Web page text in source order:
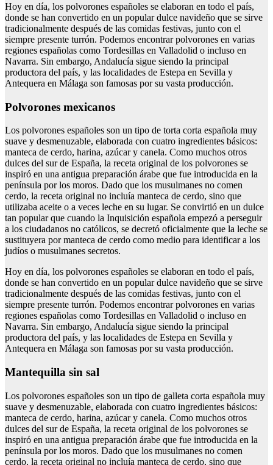
Hoy en día, los polvorones españoles se elaboran en todo el país,
donde se han convertido en un popular dulce navideño que se sirve
tradicionalmente después de las comidas festivas, junto con el
siempre presente turrón. Podemos encontrar polvorones en varias
regiones españolas como Tordesillas en Valladolid o incluso en
Navarra. Sin embargo, Andalucía sigue siendo la principal
productora del país, y las localidades de Estepa en Sevilla y
Antequera en Málaga son famosas por su vasta producción.
Polvorones mexicanos
Los polvorones españoles son un tipo de torta corta española muy
suave y desmenuzable, elaborada con cuatro ingredientes básicos:
manteca de cerdo, harina, azúcar y canela. Como muchos otros
dulces del sur de España, la receta original de los polvorones se
inspiró en una antigua preparación árabe que fue introducida en la
península por los moros. Dado que los musulmanes no comen
cerdo, la receta original no incluía manteca de cerdo, sino que
utilizaba aceite o a veces leche en su lugar. Se convirtió en un dulce
tan popular que cuando la Inquisición española empezó a perseguir
a los ciudadanos no católicos, se decretó oficialmente que la leche se
sustituyera por manteca de cerdo como medio para identificar a los
judíos o musulmanes secretos.
Hoy en día, los polvorones españoles se elaboran en todo el país,
donde se han convertido en un popular dulce navideño que se sirve
tradicionalmente después de las comidas festivas, junto con el
siempre presente turrón. Podemos encontrar polvorones en varias
regiones españolas como Tordesillas en Valladolid o incluso en
Navarra. Sin embargo, Andalucía sigue siendo la principal
productora del país, y las localidades de Estepa en Sevilla y
Antequera en Málaga son famosas por su vasta producción.
Mantequilla sin sal
Los polvorones españoles son un tipo de galleta corta española muy
suave y desmenuzable, elaborada con cuatro ingredientes básicos:
manteca de cerdo, harina, azúcar y canela. Como muchos otros
dulces del sur de España, la receta original de los polvorones se
inspiró en una antigua preparación árabe que fue introducida en la
península por los moros. Dado que los musulmanes no comen
cerdo, la receta original no incluía manteca de cerdo, sino que